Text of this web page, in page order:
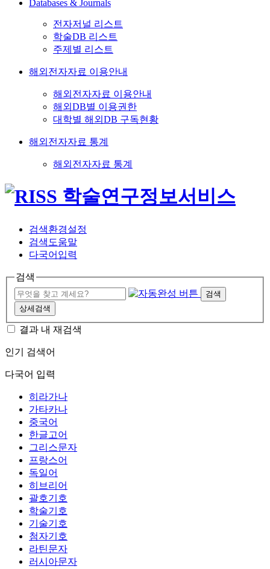
Databases & Journals
전자저널 리스트
학술DB 리스트
주제별 리스트
해외전자자료 이용안내
해외전자자료 이용안내
해외DB별 이용권한
대학별 해외DB 구독현황
해외전자자료 통계
해외전자자료 통계
검색환경설정
검색도움말
다국어입력
검색
검색
상세검색
결과 내 재검색
인기 검색어
다국어 입력
히라가나
가타카나
중국어
한글고어
그리스문자
프랑스어
독일어
히브리어
괄호기호
학술기호
기술기호
첨자기호
라틴문자
러시아문자